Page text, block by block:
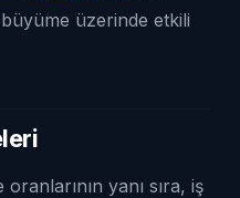
üzerinde etkili
yanı sıra, iş